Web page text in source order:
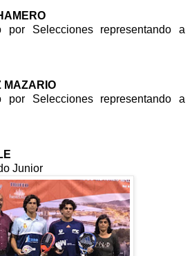
por Selecciones representando a
MAZARIO
por Selecciones representando a
Junior